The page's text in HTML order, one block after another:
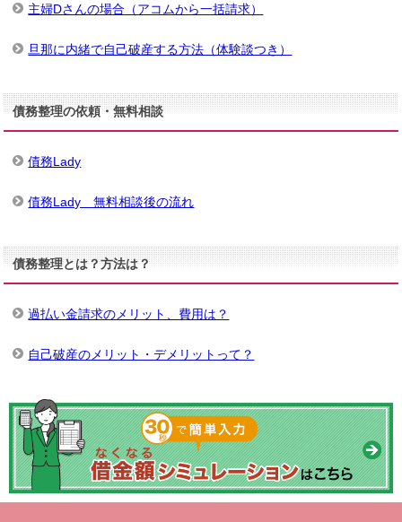
主婦Dさんの場合（アコムから一括請求）
旦那に内緒で自己破産する方法（体験談つき）
債務整理の依頼・無料相談
債務Lady
債務Lady 無料相談後の流れ
債務整理とは？方法は？
過払い金請求のメリット、費用は？
自己破産のメリット・デメリットって？